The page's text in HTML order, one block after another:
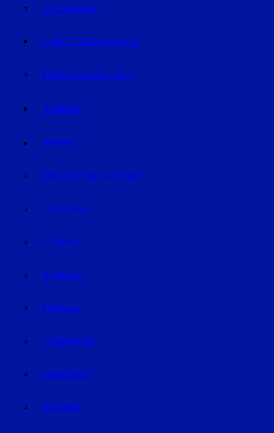
VALENTINSTAG
MEINE LIEBESERKLÄRUNG
BUNDESTAGSWAHL 2017
VEREINE
SPORT
EISHOCKEY/INLINEHOCKEY
VOLLEYBALL
FUSSBALL
HANDBALL
FOOTBALL
TRABRENNEN
KAMPFSPORT
SONSTIGE